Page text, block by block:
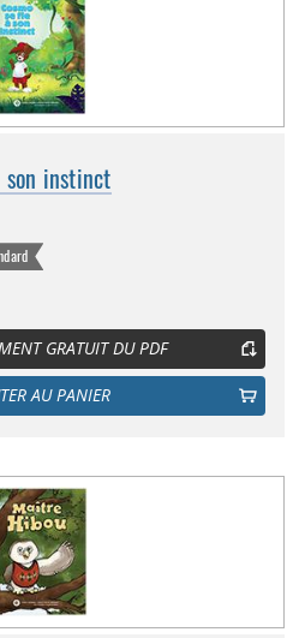
son instinct
GRATUIT DU PDF
AU PANIER